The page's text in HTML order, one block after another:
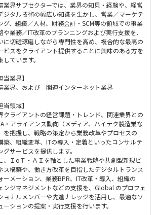
業界サブセクターでは、業界の知見・経験や、経営
ジタル技術の幅広い知識を生かし、営業／マーケテ
グ、組織／人材、財務会計・SCM等の領域での事業
や業務／IT改革のプランニングおよび実行支援を、
に切磋琢磨しながら専門性を高め、複合的な最高の
ビスをクライアント提供することに興味のある方を
しています。
当業界】
業界、および 関連インターネット業界
当領域】
クライアントの経営課題・トレンド、関連業界との
・アライアンス動向（メディア、ハイテク製造業な
を把握し、戦略の策定から業務改革やプロセスの
築、組織変革、ITの導入・定着といったコンサルテ
グサービスを提供します。
、ＩoＴ・ＡＩを軸とした事業戦略や共創型新規ビ
ス構築や、働き方改革を目指したデジタルトランス
ーメーション、業務BPR、IT改革・導入、組織の
ンジマネジメントなどの支援を、Global のプロフェ
ョナルメンバーや先進ナレッジを活用し、最適なソ
ーションの提案・実行支援を行います。